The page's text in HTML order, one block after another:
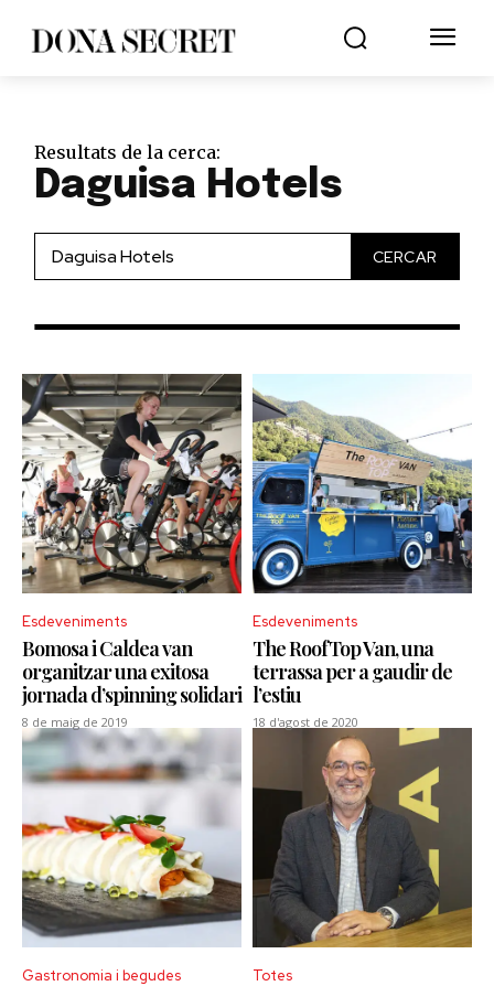
Resultats de la cerca:
Daguisa Hotels
CERCAR
Esdeveniments
Bomosa i Caldea van
organitzar una exitosa
jornada d’spinning solidari
8 de maig de 2019
Esdeveniments
The RoofTop Van, una
terrassa per a gaudir de
l’estiu
18 d'agost de 2020
Gastronomia i begudes Totes